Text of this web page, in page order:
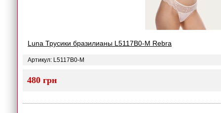
Luna Трусики бразилианы L5117B0-M Rebra
Артикул: L5117B0-M
480 грн